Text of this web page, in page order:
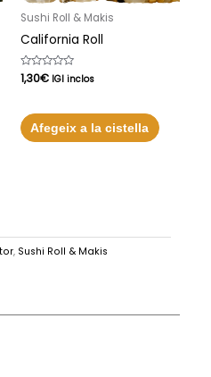
Sushi Roll & Makis
California Roll
Puntuat
amb
5
1,30€ IGI inclos
Afegeix a la cistella
, Sushi Roll & Makis